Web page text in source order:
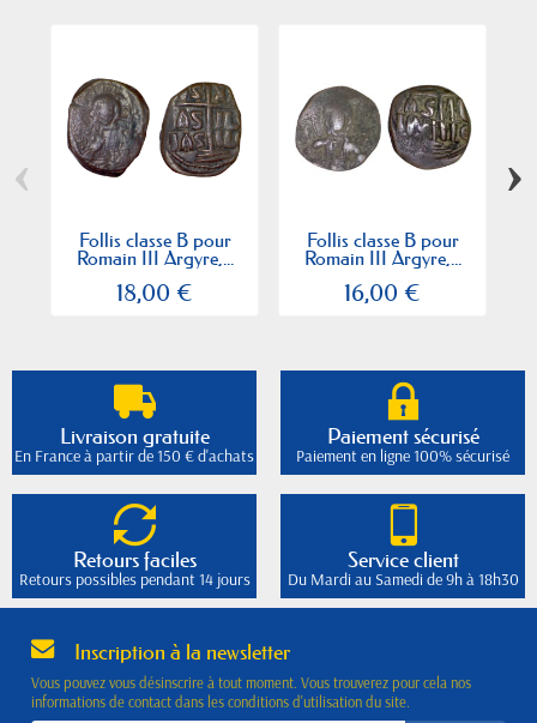
Follis classe B pour
Romain III Argyre,...
18,00 €
Follis classe B pour
Romain III Argyre,...
16,00 €
‹ ›
Livraison gratuite
En France à partir de 150 € d'achats
Paiement sécurisé
Paiement en ligne 100% sécurisé
Retours faciles
Retours possibles pendant 14 jours
Service client
Du Mardi au Samedi de 9h à 18h30
Inscription à la newsletter
Vous pouvez vous désinscrire à tout moment. Vous trouverez pour cela nos
informations de contact dans les conditions d'utilisation du site.